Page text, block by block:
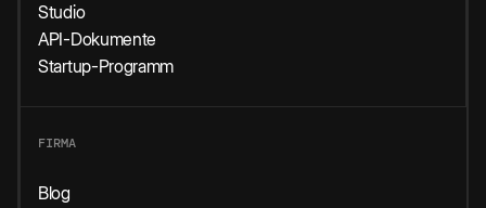
Studio
API-Dokumente
Startup-Programm
FIRMA
Blog